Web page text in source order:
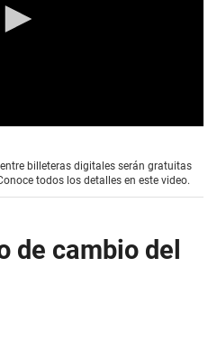
billeteras digitales serán gratuitas
todos los detalles en este video.
de cambio del